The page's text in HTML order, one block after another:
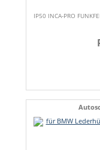
IP50 INCA-PRO